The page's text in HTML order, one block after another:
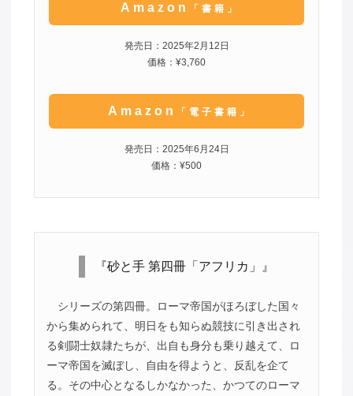
Amazon 「書籍」
発売日：2025年2月12日
価格：¥3,760
Amazon 「電子書籍」
発売日：2025年6月24日
価格：¥500
『砂と手 第四冊「アフリカ」』
シリーズの第四冊。ローマ帝国がほろぼした国々
から集められて、明日をも知らぬ競技に引き出され
る剣闘士奴隷たちが、出自も身分も乗り越えて、ロ
ーマ帝国を滅ぼし、自由を得ようと、反乱を企て
る。その中心となるしかなかった、かつてのローマ